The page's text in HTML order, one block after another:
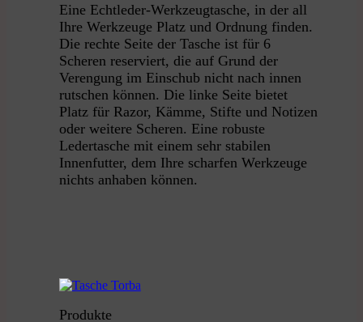
Eine Echtleder-Werkzeugtasche, in der all
Ihre Werkzeuge Platz und Ordnung finden.
Die rechte Seite der Tasche ist für 6
Scheren reserviert, die auf Grund der
Verengung im Einschub nicht nach innen
rutschen können. Die linke Seite bietet
Platz für Razor, Kämme, Stifte und Notizen
oder weitere Scheren. Eine robuste
Ledertasche mit einem sehr stabilen
Innenfutter, dem Ihre scharfen Werkzeuge
nichts anhaben können.
Produkte